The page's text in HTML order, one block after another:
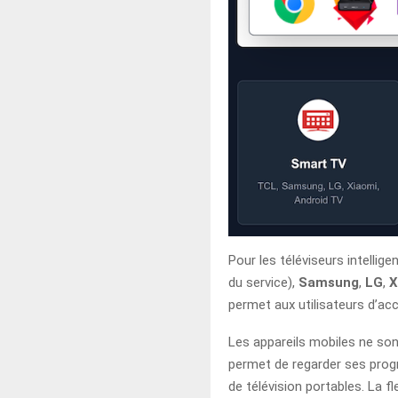
Pour les téléviseurs
du service), Samsung, LG,
permet aux utilisateurs
Les appareils mobiles ne
permet de regarder ses
de télévision portables. La